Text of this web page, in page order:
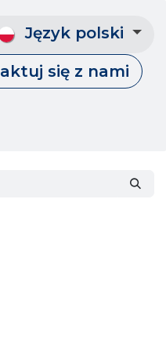
Język polski
się z nami